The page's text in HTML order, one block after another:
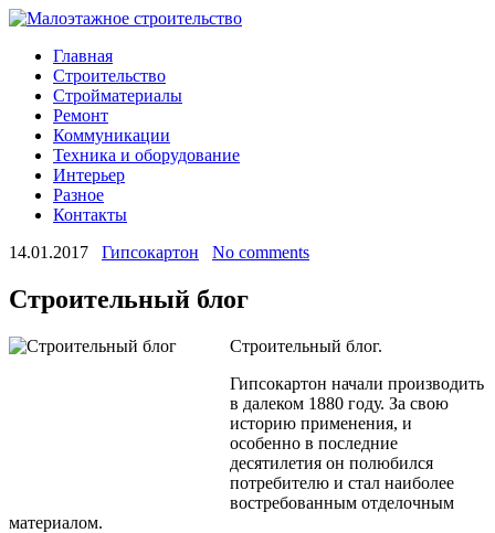
Главная
Строительство
Стройматериалы
Ремонт
Коммуникации
Техника и оборудование
Интерьер
Разное
Контакты
14.01.2017
Гипсокартон No comments
Строительный блог
Строительный блог.
Гипсокартон начали производить
в далеком 1880 году. За свою
историю применения, и
особенно в последние
десятилетия он полюбился
потребителю и стал наиболее
востребованным отделочным
материалом.